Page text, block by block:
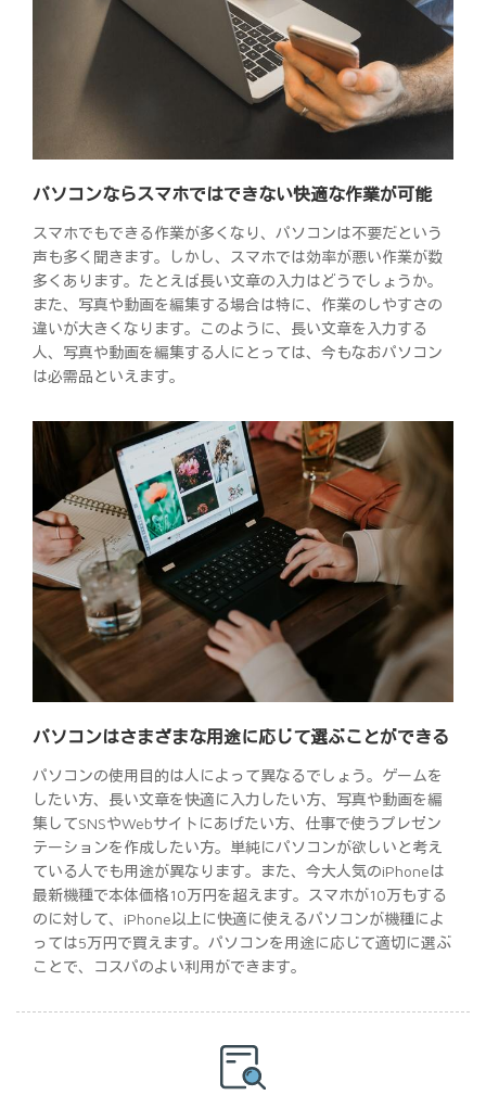
パソコンならスマホではできない快適な作業が可能
スマホでもできる作業が多くなり、パソコンは不要だという
声も多く聞きます。しかし、スマホでは効率が悪い作業が数
多くあります。たとえば長い文章の入力はどうでしょうか。
また、写真や動画を編集する場合は特に、作業のしやすさの
違いが大きくなります。このように、長い文章を入力する
人、写真や動画を編集する人にとっては、今もなおパソコン
は必需品といえます。
パソコンはさまざまな用途に応じて選ぶことができる
パソコンの使用目的は人によって異なるでしょう。ゲームを
したい方、長い文章を快適に入力したい方、写真や動画を編
集してSNSやWebサイトにあげたい方、仕事で使うプレゼン
テーションを作成したい方。単純にパソコンが欲しいと考え
ている人でも用途が異なります。また、今大人気のiPhoneは
最新機種で本体価格10万円を超えます。スマホが10万もする
のに対して、iPhone以上に快適に使えるパソコンが機種によ
っては5万円で買えます。パソコンを用途に応じて適切に選ぶ
ことで、コスパのよい利用ができます。